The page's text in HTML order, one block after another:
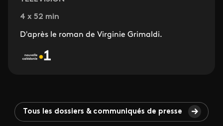
4 x 52 min
D'après le roman de Virginie Grimaldi.
Tous les dossiers & communiqués de presse